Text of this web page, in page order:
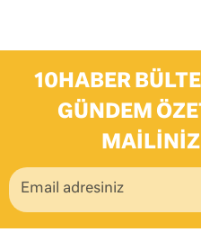
10HABER
GÜNDEM